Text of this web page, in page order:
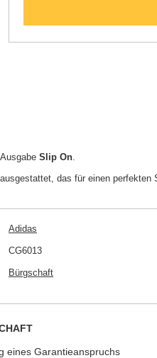
Slip On.
das für einen perfekten
Adidas
CG6013
Bürgschaft
eines Garantieanspruchs